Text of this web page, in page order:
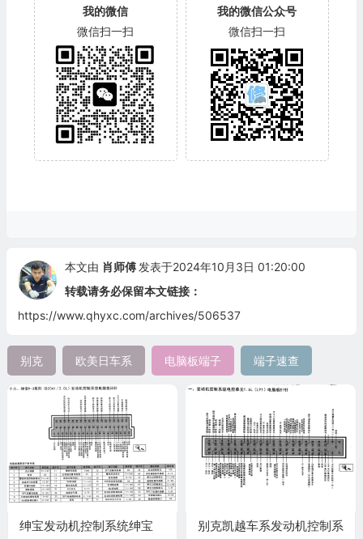
我的微信
微信扫一扫
我的微信公众号
微信扫一扫
本文由 肖师傅 发表于2024年10月3日 01:20:00
转载请务必保留本文链接：
https://www.qhyxc.com/archives/506537
别克 欧美日车系 电脑板端子 端子速查
绅宝发动机控制系统绅宝
别克凯越车系发动机控制系